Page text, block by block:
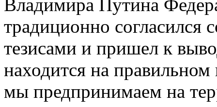
Владимира Путина
традиционно согласился
тезисами и пришел к
находится на
мы предпринимаем на